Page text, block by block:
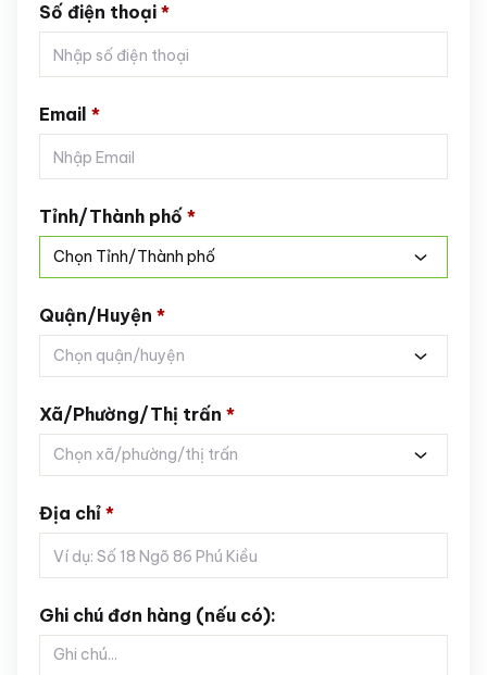
Số điện thoại *
Email *
Tỉnh/Thành phố *
Chọn Tỉnh/Thành phố
Quận/Huyện *
Chọn quận/huyện
Xã/Phường/Thị trấn *
Chọn xã/phường/thị trấn
Địa chỉ *
Ghi chú đơn hàng (nếu có):